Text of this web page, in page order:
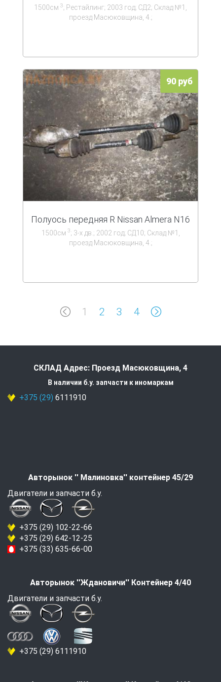
1500см 3; Рестайлинг; 2003 год; СД2; Склад №1,
проезд Масюковщина, 4.;
90 руб
Полуось передняя R Nissan Almera N16
1500см 3; 3-х дв.; 2002 год; СД10; Склад №1,
проезд Масюковщина, 4.;
1 2 3 4
СКЛАД Адрес: Проезд Масюковщина, 4
В наличии б.у. запчасти к иномаркам
+375 (29) 6111910
Авторынок '' Малиновка'' контейнер 45/29
Двигатели и запчасти б.у.
+375 (29) 102-22-66
+375 (29) 642-12-25
+375 (33) 635-66-00
Авторынок ''Ждановичи'' Контейнер 4/40
Двигатели и запчасти б.у.
+375 (29) 6111910